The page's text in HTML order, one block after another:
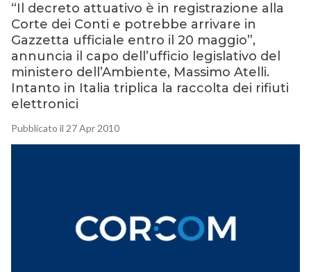
“Il decreto attuativo è in registrazione alla
Corte dei Conti e potrebbe arrivare in
Gazzetta ufficiale entro il 20 maggio”,
annuncia il capo dell’ufficio legislativo del
ministero dell’Ambiente, Massimo Atelli.
Intanto in Italia triplica la raccolta dei rifiuti
elettronici
Pubblicato il 27 Apr 2010